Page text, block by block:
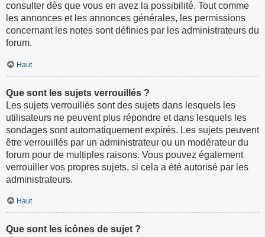
consulter dès que vous en avez la possibilité. Tout comme
les annonces et les annonces générales, les permissions
concernant les notes sont définies par les administrateurs du
forum.
Haut
Que sont les sujets verrouillés ?
Les sujets verrouillés sont des sujets dans lesquels les
utilisateurs ne peuvent plus répondre et dans lesquels les
sondages sont automatiquement expirés. Les sujets peuvent
être verrouillés par un administrateur ou un modérateur du
forum pour de multiples raisons. Vous pouvez également
verrouiller vos propres sujets, si cela a été autorisé par les
administrateurs.
Haut
Que sont les icônes de sujet ?